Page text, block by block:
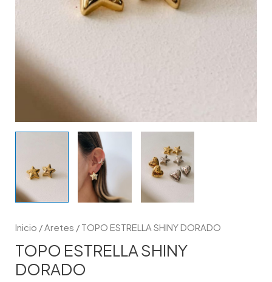
Inicio / Aretes / TOPO ESTRELLA SHINY DORADO
TOPO ESTRELLA SHINY
DORADO